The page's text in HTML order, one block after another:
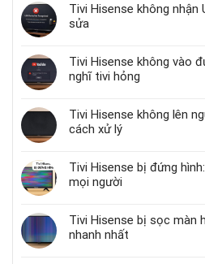
Tivi Hisense không nhận
sửa
Tivi Hisense không vào
nghĩ tivi hỏng
Tivi Hisense không lên
cách xử lý
Tivi Hisense bị đứng
mọi người
Tivi Hisense bị sọc màn
nhanh nhất